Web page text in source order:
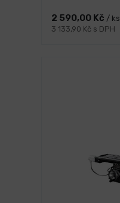
2 590,00 Kč / ks
3 133,90 Kč s DPH